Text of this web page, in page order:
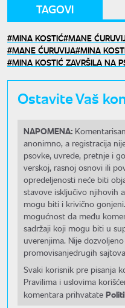
TAGOVI
MINA KOSTIĆ MANE
MANE ĆURUVIJA MINA
MINA KOSTIĆ ZAVRŠILA NA
Ostavite Vaš
NAPOMENA:
anonimno, a registracija
psovke, uvrede, pretnje i
verskoj, rasnoj osnovi ili
opredeljenosti neće biti
stavove isključivo njihovih
mogu biti i krivično
mogućnost da među
sadržaji koji mogu biti u
uverenjima. Nije
promovisanjedrugih
Svaki korisnik pre pisanja
Pravilima i uslovima
komentara prihvatate